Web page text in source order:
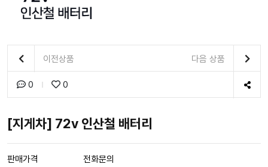
이전상품 다음 상품
0 0
[지게차] 72v 인산철 배터리
판매가격
전화문의